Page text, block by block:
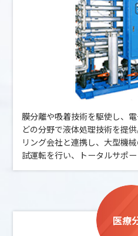
膜分離や吸着技術を駆使し、
どの分野で液体処理技術を提
リング会社と連携し、大型機
試運転を行い、トータルサポー
医療